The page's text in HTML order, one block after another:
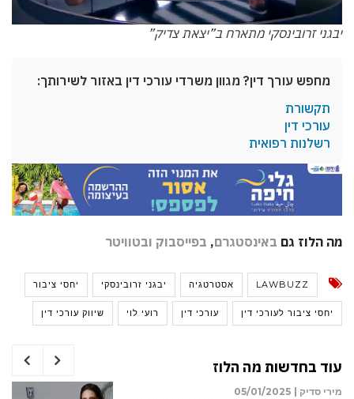
יבגני זרובינסקי מתארח ב”יצאת צדיק”
מחפש עורך דין? מגוון משרדי עורכי דין באזור לשירותך:
תקשורת
עורכי דין
רשלנות רפואית
מה הלוז גם באינסטגרם, בפייסבוק ובטוויטר
LAWBUZZ אסטרטגיה יבגני זרובינסקי יחסי ציבור
יחסי ציבור לעורכי דין עורכי דין רועי לוי שיווק עורכי דין
עוד בחדשות מה הלוז
מירי סדיק | 05/01/2025